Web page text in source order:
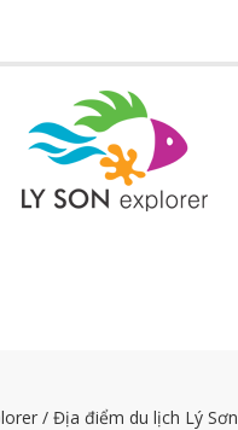
/ Địa điểm du lịch Lý Sơn